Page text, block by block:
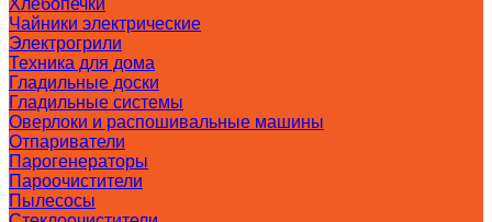
Хлебопечки
Чайники электрические
Электрогрили
Техника для дома
Гладильные доски
Гладильные системы
Оверлоки и распошивальные машины
Отпариватели
Парогенераторы
Пароочистители
Пылесосы